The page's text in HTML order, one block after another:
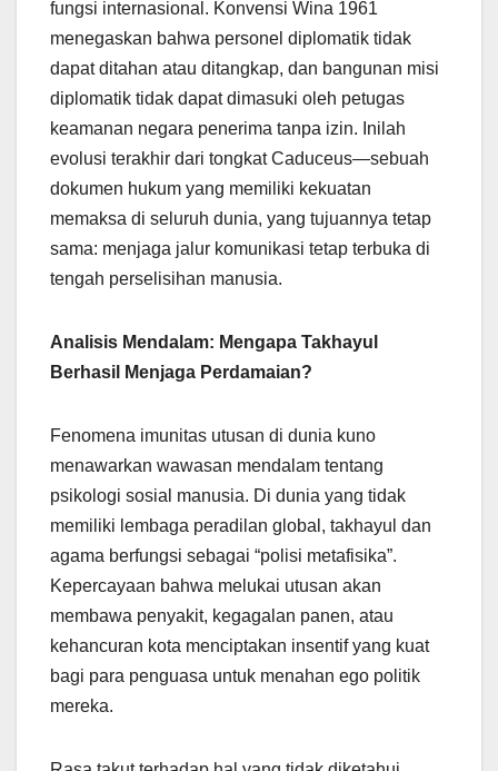
fungsi internasional. Konvensi Wina 1961
menegaskan bahwa personel diplomatik tidak
dapat ditahan atau ditangkap, dan bangunan misi
diplomatik tidak dapat dimasuki oleh petugas
keamanan negara penerima tanpa izin. Inilah
evolusi terakhir dari tongkat Caduceus—sebuah
dokumen hukum yang memiliki kekuatan
memaksa di seluruh dunia, yang tujuannya tetap
sama: menjaga jalur komunikasi tetap terbuka di
tengah perselisihan manusia.
Analisis Mendalam: Mengapa Takhayul
Berhasil Menjaga Perdamaian?
Fenomena imunitas utusan di dunia kuno
menawarkan wawasan mendalam tentang
psikologi sosial manusia. Di dunia yang tidak
memiliki lembaga peradilan global, takhayul dan
agama berfungsi sebagai “polisi metafisika”.
Kepercayaan bahwa melukai utusan akan
membawa penyakit, kegagalan panen, atau
kehancuran kota menciptakan insentif yang kuat
bagi para penguasa untuk menahan ego politik
mereka.